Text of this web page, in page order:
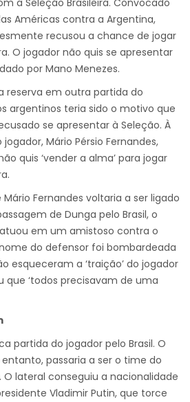
a Seleção Brasileira. Convocado
Américas contra a Argentina,
recusou a chance de jogar
O jogador não quis se apresentar
por Mano Menezes.
reserva em outra partida do
argentinos teria sido o motivo que
se apresentar à Seleção. À
Mário Pérsio Fernandes,
quis ‘vender a alma’ para jogar
Fernandes voltaria a ser ligado
de Dunga pelo Brasil, o
em um amistoso contra o
do defensor foi bombardeada
esqueceram a ‘traição’ do jogador
que ‘todos precisavam de uma
partida do jogador pelo Brasil. O
passaria a ser o time do
O lateral conseguiu a nacionalidade
Vladimir Putin, que torce